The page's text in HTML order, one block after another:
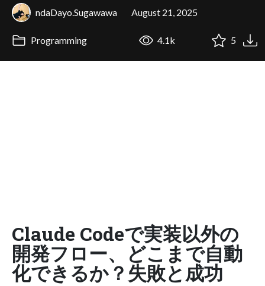
ndaDayo.Sugawawa August 21, 2025
Programming 4.1k 5
Claude Codeで実装以外の
開発フロー、どこまで自動
化できるか？失敗と成功